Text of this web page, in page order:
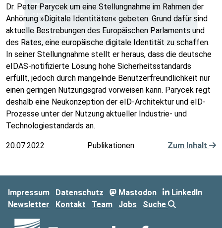
Dr. Peter Parycek um eine Stellungnahme im Rahmen der
Anhörung »Digitale Identitäten« gebeten. Grund dafür sind
aktuelle Bestrebungen des Europäischen Parlaments und
des Rates, eine europäische digitale Identität zu schaffen.
In seiner Stellungnahme stellt er heraus, dass die deutsche
eIDAS-notifizierte Lösung hohe Sicherheitsstandards
erfüllt, jedoch durch mangelnde Benutzerfreundlichkeit nur
einen geringen Nutzungsgrad vorweisen kann. Parycek regt
deshalb eine Neukonzeption der eID-Architektur und eID-
Prozesse unter der Nutzung aktueller Industrie- und
Technologiestandards an.
20.07.2022 Publikationen Zum Inhalt
Impressum Datenschutz Mastodon
LinkedIn
Newsletter
Kontakt Team Jobs Suche